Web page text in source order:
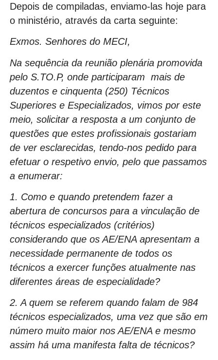
Depois de compiladas, enviamo-las hoje para
o ministério, através da carta seguinte:
Exmos. Senhores do MECI,
Na sequência da reunião plenária promovida
pelo S.TO.P, onde participaram mais de
duzentos e cinquenta (250) Técnicos
Superiores e Especializados, vimos por este
meio, solicitar a resposta a um conjunto de
questões que estes profissionais gostariam
de ver esclarecidas, tendo-nos pedido para
efetuar o respetivo envio, pelo que passamos
a enumerar:
1. Como e quando pretendem fazer a
abertura de concursos para a vinculação de
técnicos especializados (critérios)
considerando que os AE/ENA apresentam a
necessidade permanente de todos os
técnicos a exercer funções atualmente nas
diferentes áreas de especialidade?
2. A quem se referem quando falam de 984
técnicos especializados, uma vez que são em
número muito maior nos AE/ENA e mesmo
assim há uma manifesta falta de técnicos?